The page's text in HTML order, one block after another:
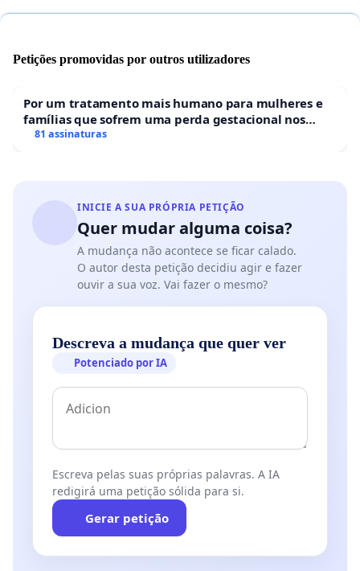
Petições promovidas por outros utilizadores
Por um tratamento mais humano para mulheres e
famílias que sofrem uma perda gestacional nos
hospitais portugueses
81 assinaturas
INICIE A SUA PRÓPRIA PETIÇÃO
Quer mudar alguma coisa?
A mudança não acontece se ficar calado.
O autor desta petição decidiu agir e fazer
ouvir a sua voz. Vai fazer o mesmo?
Descreva a mudança que quer ver
Potenciado por IA
Escreva pelas suas próprias palavras. A IA
redigirá uma petição sólida para si.
Gerar petição